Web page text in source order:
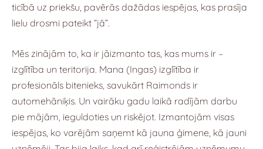
ticībā uz priekšu, pavērās dažādas iespējas, kas prasīja
lielu drosmi pateikt “jā”.
Mēs zinājām to, ka ir jāizmanto tas, kas mums ir –
izglītība un teritorija. Mana (Ingas) izglītība ir
profesionāls bitenieks, savukārt Raimonds ir
automehāniķis. Un vairāku gadu laikā radījām darbu
pie mājām, ieguldoties un riskējot. Izmantojām visas
iespējas, ko varējām saņemt kā jauna ģimene, kā jauni